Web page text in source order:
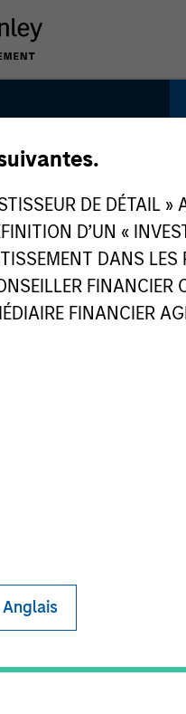
DE DÉTAIL
D’UN «
DANS
FINANCIER
FINANCIER
Anglais